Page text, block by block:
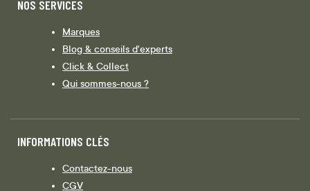
NOS SERVICES
Marques
Blog & conseils d'experts
Click & Collect
Qui sommes-nous ?
INFORMATIONS CLÉS
Contactez-nous
CGV